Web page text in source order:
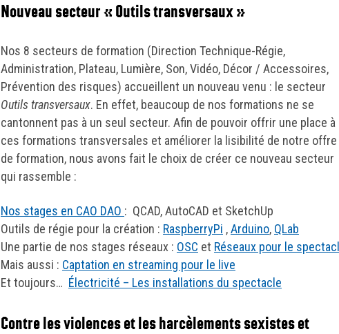
Nouveau secteur « Outils transversaux »
Nos 8 secteurs de formation (Direction Technique-Régie,
Administration, Plateau, Lumière, Son, Vidéo, Décor / Accessoires,
Prévention des risques) accueillent un nouveau venu : le secteur
Outils transversaux. En effet, beaucoup de nos formations ne se
cantonnent pas à un seul secteur. Afin de pouvoir offrir une place à
ces formations transversales et améliorer la lisibilité de notre offre
de formation, nous avons fait le choix de créer ce nouveau secteur
qui rassemble :
Nos stages en CAO DAO : QCAD, AutoCAD et SketchUp
Outils de régie pour la création : RaspberryPi ,Arduino, QLab
Une partie de nos stages réseaux : OSC et Réseaux pour le
Mais aussi : Captation en streaming pour le live
Et toujours… Électricité – Les installations du spectacle
Contre les violences et les harcèlements sexistes et